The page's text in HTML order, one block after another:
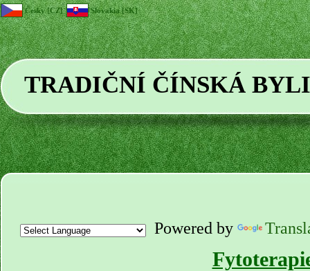
TRADIČNÍ ČÍNSKÁ
Česky [CZ] Slovakia [SK]
Powered by